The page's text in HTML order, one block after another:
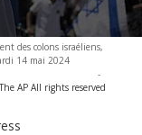
des colons israéliens,
14 mai 2024
-
AP All rights reserved